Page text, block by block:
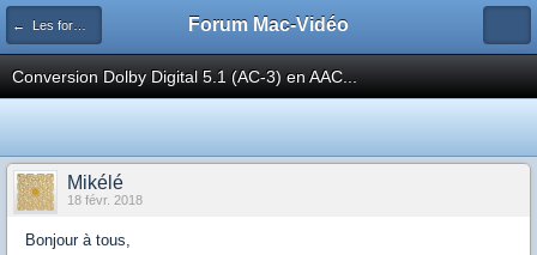
← Les formats audio Forum Mac-Vidéo
Conversion Dolby Digital 5.1 (AC-3) en AAC...
Mikélé
18 févr. 2018
Bonjour à tous,